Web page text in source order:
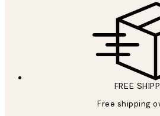
FREE
Free shipping